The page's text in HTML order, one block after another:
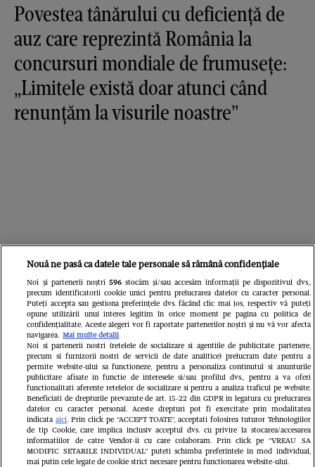
Povestea tânărului cu deficiență de
auz care reprezintă România la
concursuri mondiale de frumusețe:
„Limitele există doar atunci când
renunțăm la visurile noastre”
Din aceeași categorie
Nouă ne pasă ca datele tale personale să rămână confidențiale
Noi și partenerii noștri 596stocăm și/sau accesăm informații pe dispozitivul dvs.,
precum identificatorii cookie unici pentru prelucrarea datelor cu caracter personal.
Puteți accepta sau gestiona preferințele dvs. făcând clic mai jos, respectiv vă puteți
opune utilizării unui interes legitim în orice moment pe pagina cu politica de
confidențialitate. Aceste alegeri vor fi raportate partenerilor noștri și nu vă vor afecta
navigarea. Mai multe detalii
Noi si partenerii nostri (retelele de socializare si agentiile de publicitate partenere,
precum si furnizorii nostri de servicii de date analitice) prelucram date pentru a
permite website-ului sa functioneze, pentru a personaliza continutul si anunturile
publicitare afisate in functie de interesele si/sau profilul dvs., pentru a va oferi
functionalitati aferente retelelor de socializare si pentru a analiza traficul pe website.
Beneficiati de drepturile prevazute de art. 15-22 din GDPR in legatura cu prelucrarea
datelor cu caracter personal. Aceste drepturi pot fi exercitate prin modalitatea
indicataaici. Prin click pe “ACCEPT TOATE”, acceptati folosirea tuturor Tehnologiilor
de tip Cookie, care implica inclusiv acceptul dvs. cu privire la stocarea/accesarea
informatiilor de catre Vendor-ii cu care colaboram. Prin click pe “VREAU SA
MODIFIC SETARILE INDIVIDUAL” puteti schimba preferintele in mod individual,
mai putin cele legate de cookie strict necesare pentru functionarea website-ului.